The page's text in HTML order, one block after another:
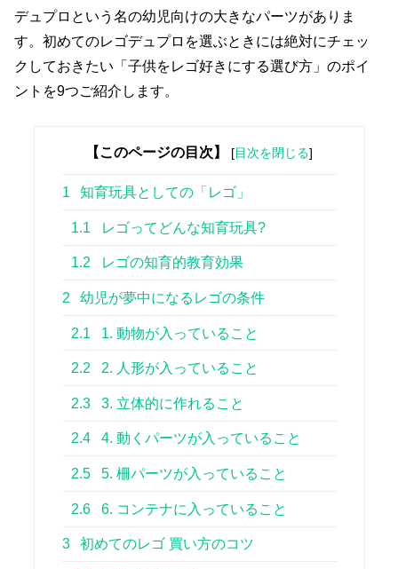
デュプロという名の幼児向けの大きなパーツがありま
す。初めてのレゴデュプロを選ぶときには絶対にチェッ
クしておきたい「子供をレゴ好きにする選び方」のポイ
ントを9つご紹介します。
【このページの目次】 [目次を閉じる]
1 知育玩具としての「レゴ」
1.1 レゴってどんな知育玩具?
1.2 レゴの知育的教育効果
2 幼児が夢中になるレゴの条件
2.1 1. 動物が入っていること
2.2 2. 人形が入っていること
2.3 3. 立体的に作れること
2.4 4. 動くパーツが入っていること
2.5 5. 柵パーツが入っていること
2.6 6. コンテナに入っていること
3 初めてのレゴ 買い方のコツ